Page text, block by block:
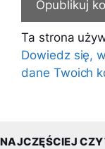
Ta strona
Dowiedz się,
dane Twoich
NAJCZĘŚCIEJ